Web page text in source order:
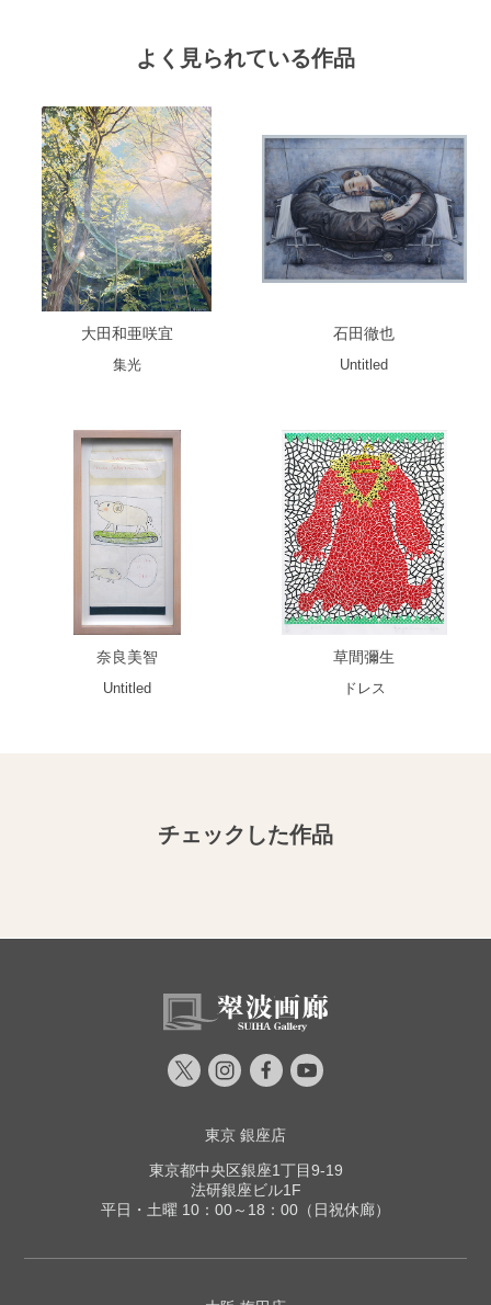
よく見られている作品
大田和亜咲宜
集光
石田徹也
Untitled
奈良美智
Untitled
草間彌生
ドレス
チェックした作品
東京 銀座店
東京都中央区銀座1丁目9-19
法研銀座ビル1F
平日・土曜 10：00～18：00（日祝休廊）